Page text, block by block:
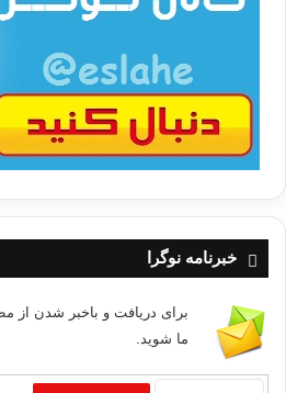
خبرنامه نوگرا
برای دریافت و باخبر شدن از
ما شوید.